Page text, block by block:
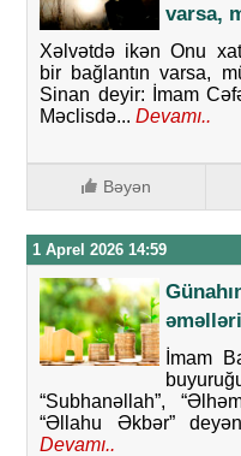
varsa,
Xəlvətdə ikən Onu
bir bağlantın varsa,
Sinan deyir: İmam
Məclisdə... Devamı..
Bəyən
1 Aprel 2026 14:59
İmam
“Subhanəllah”,
“Əllahu Əkbər”
Devamı..